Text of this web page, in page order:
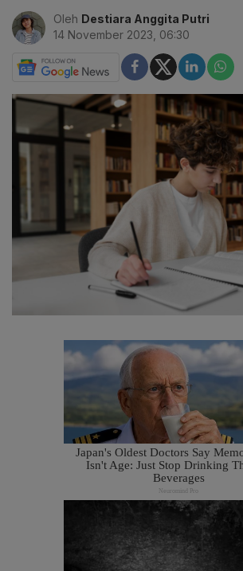
Oleh Destiara Anggita Putri
14 November 2023, 06:30